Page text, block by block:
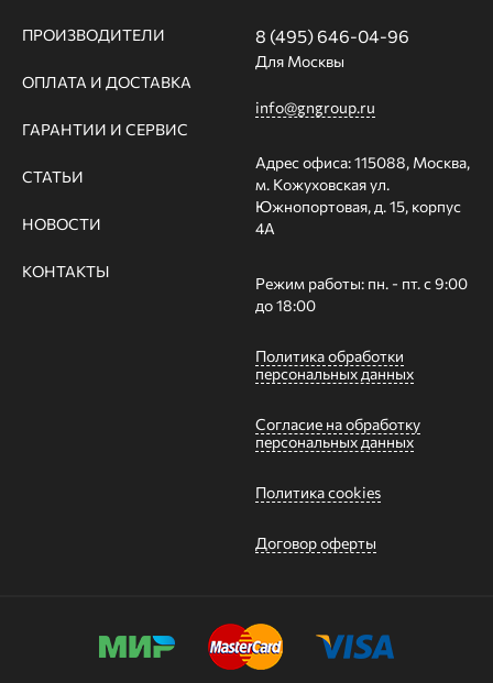
ПРОИЗВОДИТЕЛИ
ОПЛАТА И ДОСТАВКА
ГАРАНТИИ И СЕРВИС
СТАТЬИ
НОВОСТИ
КОНТАКТЫ
8 (495) 646-04-96
Для Москвы
info@gngroup.ru
Адрес офиса: 115088, Москва,
м. Кожуховская ул.
Южнопортовая, д. 15, корпус
4А
Режим работы: пн. - пт. с 9:00
до 18:00
Политика обработки
персональных данных
Согласие на обработку
персональных данных
Политика cookies
Договор оферты